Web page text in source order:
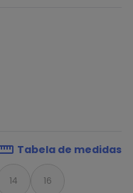
Tabela de medidas
14 16